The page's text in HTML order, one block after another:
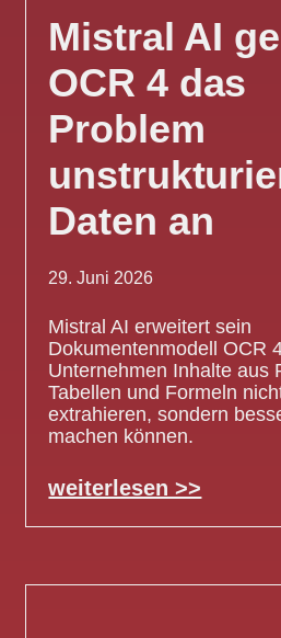
Mistral AI
OCR 4 das
Problem
Daten an
29. Juni 2026
Mistral AI erweitert sein
Dokumentenmodell OCR
Unternehmen Inhalte aus
Tabellen und Formeln
extrahieren, sondern
machen können.
weiterlesen >>